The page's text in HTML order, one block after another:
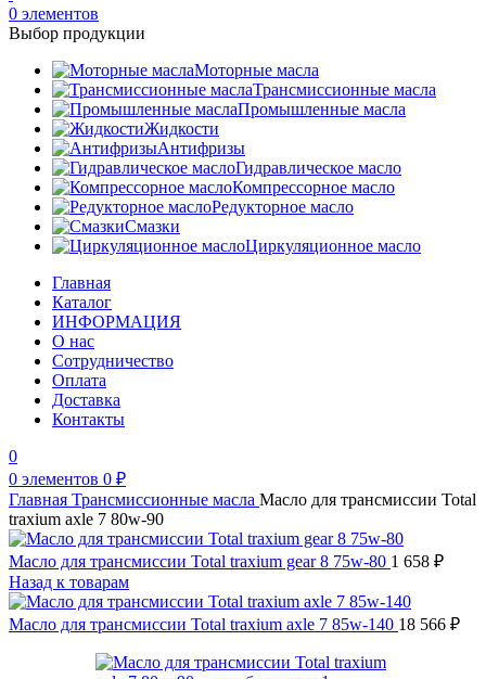
0 элементов
Выбор продукции
Моторные масла
Трансмиссионные масла
Промышленные масла
Жидкости
Антифризы
Гидравлическое масло
Компрессорное масло
Редукторное масло
Смазки
Циркуляционное масло
Главная
Каталог
ИНФОРМАЦИЯ
О нас
Сотрудничество
Оплата
Доставка
Контакты
0
0 элементов 0 ₽
Главная Трансмиссионные масла Масло для трансмиссии Total
traxium axle 7 80w-90
Масло для трансмиссии Total traxium gear 8 75w-80 1 658 ₽
Назад к товарам
Масло для трансмиссии Total traxium axle 7 85w-140 18 566 ₽